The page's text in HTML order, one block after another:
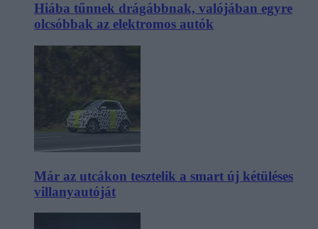
Hiába tűnnek drágábbnak, valójában egyre
olcsóbbak az elektromos autók
Már az utcákon tesztelik a smart új kétüléses
villanyautóját